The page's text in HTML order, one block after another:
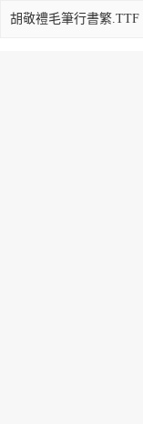
胡敬禮毛筆行書繁.TTF